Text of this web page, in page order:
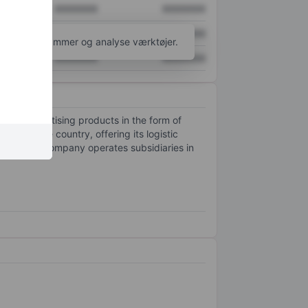
XXXXXXX XXXXXXX
diagrammer og analyse værktøjer.
and advertising products in the form of
in the country, offering its logistic
the company operates subsidiaries in